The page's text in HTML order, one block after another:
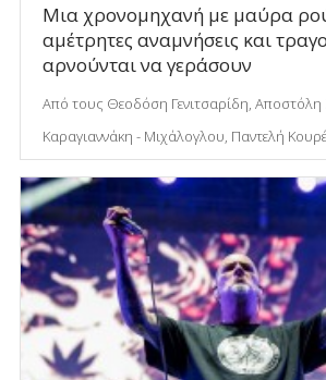
Μια χρονομηχανή με μαύρα
αμέτρητες αναμνήσεις και
αρνούνται να γεράσουν
Από τους Θεοδόση Γενιτσαρίδη,
Καραγιαννάκη - Μιχάλογλου, Παντελή